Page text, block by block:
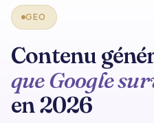
GEO
Contenu
que Google
en 2026